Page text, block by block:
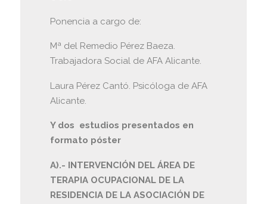
Ponencia a cargo de:
Mª del Remedio Pérez Baeza.
Trabajadora Social de AFA Alicante.
Laura Pérez Cantó. Psicóloga de AFA
Alicante.
Y dos estudios presentados en
formato póster
A).- INTERVENCIÓN DEL ÁREA DE
TERAPIA OCUPACIONAL DE LA
RESIDENCIA DE LA ASOCIACIÓN DE